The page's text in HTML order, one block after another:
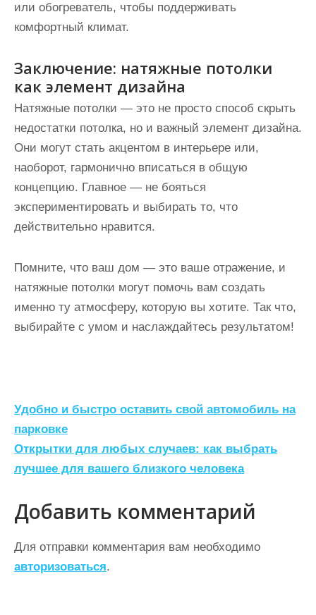
или обогреватель, чтобы поддерживать
комфортный климат.
Заключение: натяжные потолки
как элемент дизайна
Натяжные потолки — это не просто способ скрыть
недостатки потолка, но и важный элемент дизайна.
Они могут стать акцентом в интерьере или,
наоборот, гармонично вписаться в общую
концепцию. Главное — не бояться
экспериментировать и выбирать то, что
действительно нравится.
Помните, что ваш дом — это ваше отражение, и
натяжные потолки могут помочь вам создать
именно ту атмосферу, которую вы хотите. Так что,
выбирайте с умом и наслаждайтесь результатом!
Н
а
в
и
г
а
ц
и
Удобно и быстро оставить свой автомобиль на
парковке
Открытки для любых случаев: как выбрать
лучшее для вашего близкого человека
Добавить комментарий
Для отправки комментария вам необходимо
авторизоваться.